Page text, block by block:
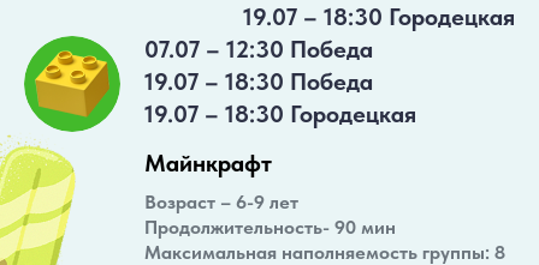
19.07 – 18:30 Городецкая
07.07 – 12:30 Победа
19.07 – 18:30 Победа
19.07 – 18:30 Городецкая
Майнкрафт
Возраст – 6-9 лет
Продолжительность- 90 мин
Максимальная наполняемость группы: 8